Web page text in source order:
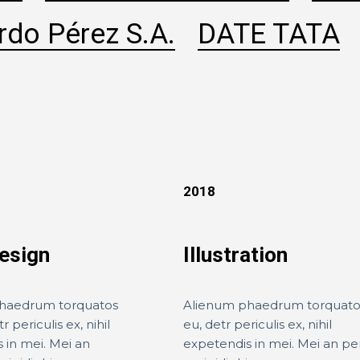
Pérez S.A.
DATE TATA
torquatos
periculis ex, nihil
in mei. Mei an
2018
Illustration
Alienum phaedrum
eu, detr periculis ex, nihil
expetendis in mei. Mei an